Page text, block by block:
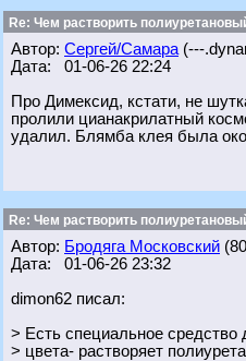
Re: Чем растворить
Автор: Сергей/Самара (---
Дата: 01-06-26 22:24
Про Димексид, кстати, не
пролили цианакрилатный
удалил. Блямба клея была
Re: Чем растворить
Автор: Бродяга Московский
Дата: 01-06-26 23:32
dimon62 писал:
> Есть специальное
> цвета- растворяет